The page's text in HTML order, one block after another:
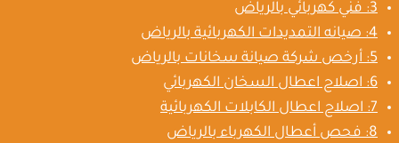
3: فني كهربائي بالرياض
4: صيانه التمديدات الكهربائية بالرياض
5: أرخص شركة صيانة سخانات بالرياض
6: اصلاح اعطال السخان الكهربائي
7: اصلاح اعطال الكابلات الكهربائية
8: فحص أعطال الكهرباء بالرياض